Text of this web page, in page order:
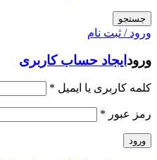
جستجو
ورود / ثبت نام
ورود ایجاد حساب کاربری
کلمه کاربری یا ایمیل *
رمز عبور *
ورود